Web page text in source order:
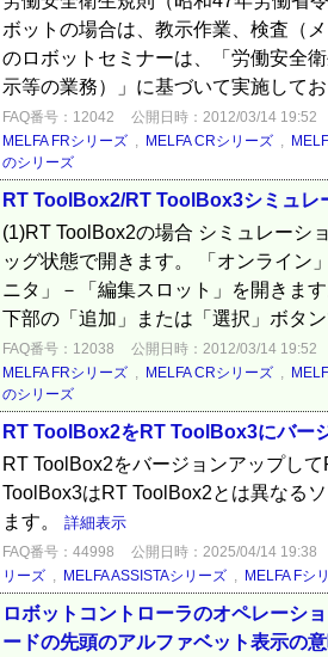
ボットの場合は、教示作業、検査（
のロボットセミナーは、「労働安全
示等の業務）」に基づいて実施してお
FAQ番号：12042 公開日時：2012/03/14 19:52
MELFA FRシリーズ, MELFA CRシリーズ,
のシリーズ
RT ToolBox2/RT ToolBox3シミュレ
(1)RT ToolBox2の場合 シミュレーシ
ッグ状態で開きます。 「オンライン
ニタ」－「編集スロット」を開きま
下部の「追加」または「選択」ボタ
FAQ番号：12038 公開日時：2012/03/14 19:52
MELFA FRシリーズ, MELFA CRシリーズ,
のシリーズ
RT ToolBox2をRT ToolBox3にバー
RT ToolBox2をバージョンアップし
ToolBox3はRT ToolBox2とは異なる
ます。 詳細表示
FAQ番号：44998 公開日時：2025/04/14 19:38
リーズ, MELFA ASSISTAシリーズ, MELFA Fシ
ロボットコントローラのオペレーシ
ードの先頭のアルファベット表示の